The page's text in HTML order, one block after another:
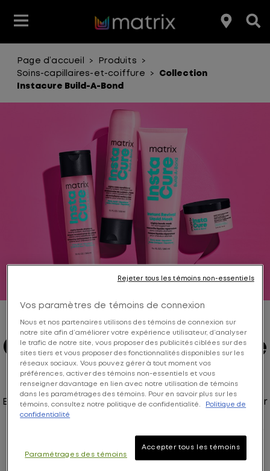
En évidence
Gamme de produit
Produits coiffants
En évidence
Éducation
Soins Capillaires
Club Matrix
Page d’accueil > Produits >
Soins-capillaires-et-coiffure >
Collection
Instacure Build-A-Bond
Collection Instacure
Build-A-Bond
Enrichi en acide citrique pour renforcer de l’intérieur
et en squalane pour lisser et adoucir, cette routine
Dites aurevoir aux dommages et bonjour à une
brillance digne du salon !
Vos paramètres de témoins de connexion
Nous et nos partenaires utilisons des témoins de connexion sur
notre site afin d’améliorer votre expérience utilisateur, d’analyser
le trafic de notre site, vous proposer des publicités ciblées sur des
sites tiers et vous proposer des fonctionnalités disponibles sur les
réseaux sociaux. Vous pouvez gérer à tout moment vos
préférences, activer des témoins non-essentiels et vous
renseigner davantage en lien avec notre utilisation de témoins
dans les paramétrages des témoins. Pour en savoir plus sur les
témoins, consultez notre politique de confidentialité.
Politique de
confidentialité
Accepter tous les témoins
Paramétrages des témoins
Rejeter tous les témoins non-essentiels